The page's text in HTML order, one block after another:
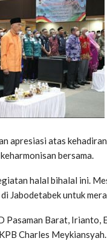
apresiasi atas
bersama.
halal bihalal ini.
Jabodetabek untuk
Barat, Irianto,
Charles Meykiansyah.